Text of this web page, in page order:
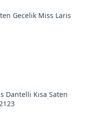
Gecelik Miss Laris
Dantelli Kısa Saten